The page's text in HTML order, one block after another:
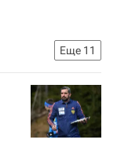
Еще 11